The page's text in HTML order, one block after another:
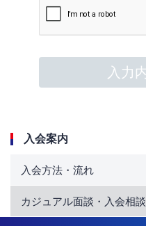
入会案内
入会方法・流れ
カジュアル面談・入会相談